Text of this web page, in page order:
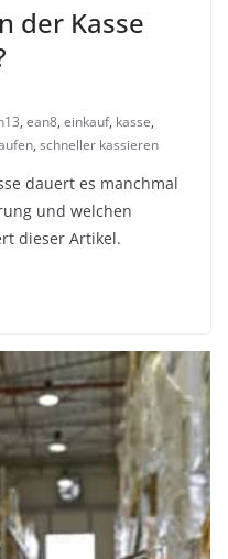
der Kasse
, ean8, einkauf, kasse,
, schneller kassieren
dauert es manchmal
und welchen
dieser Artikel.